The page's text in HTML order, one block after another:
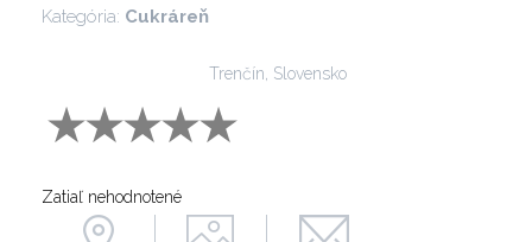
Kategória: Cukráreň
Trenčín, Slovensko
Zatiaľ nehodnotené